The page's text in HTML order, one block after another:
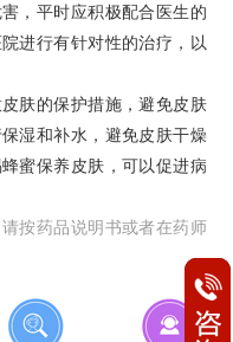
，平时应积极配合医生的
进行有针对性的治疗，以
肤的保护措施，避免皮肤
湿和补水，避免皮肤干燥
蜜保养皮肤，可以促进病
按药品说明书或者在药师